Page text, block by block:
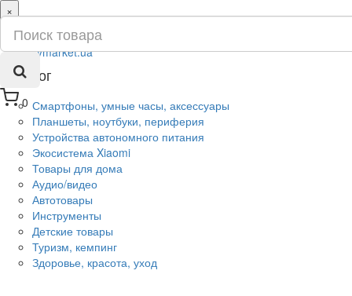
0
×
ru
ua
Каталог
Смартфоны, умные часы, аксессуары
Планшеты, ноутбуки, периферия
Устройства автономного питания
Экосистема Xiaomi
Товары для дома
Аудио/видео
Автотовары
Инструменты
Детские товары
Туризм, кемпинг
Здоровье, красота, уход